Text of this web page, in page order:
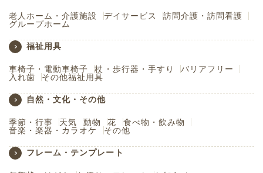
老人ホーム・介護施設 デイサービス
訪問介護・訪問看護
グループホーム
福祉用具
車椅子・電動車椅子 杖・歩行器・手すり
バリアフリー
入れ歯
その他福祉用具
自然・文化・その他
季節・行事 天気 動物 花
食べ物・飲み物
音楽・楽器・カラオケ
その他
フレーム・テンプレート